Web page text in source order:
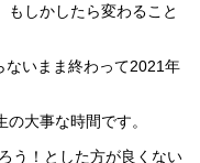
もしかしたら変わること
ないまま終わって2021年
大事な時間です。
う！とした方が良くない